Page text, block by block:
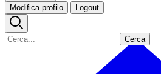
Modifica profilo Logout
Cerca